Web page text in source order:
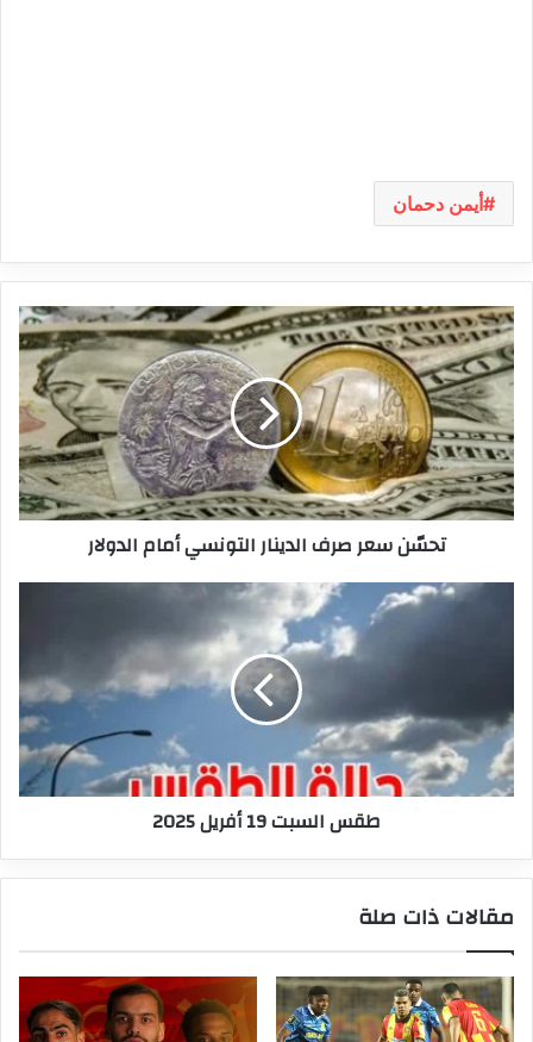
أيمن دحمان
تحسّن
سعر
صرف
الدينار
التونسي
أمام
الدولار
تحسّن سعر صرف الدينار التونسي أمام الدولار
طقس
طقس السبت 19 أفريل 2025
مقالات ذات صلة